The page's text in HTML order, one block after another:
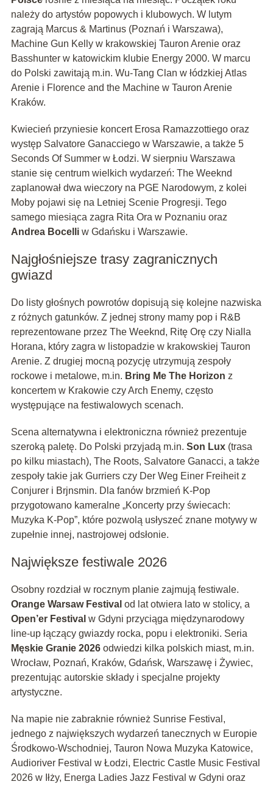
należy do artystów popowych i klubowych. W lutym
zagrają Marcus & Martinus (Poznań i Warszawa),
Machine Gun Kelly w krakowskiej Tauron Arenie oraz
Basshunter w katowickim klubie Energy 2000. W marcu
do Polski zawitają m.in. Wu-Tang Clan w łódzkiej Atlas
Arenie i Florence and the Machine w Tauron Arenie
Kraków.
Kwiecień przyniesie koncert Erosa Ramazzottiego oraz
występ Salvatore Ganacciego w Warszawie, a także 5
Seconds Of Summer w Łodzi. W sierpniu Warszawa
stanie się centrum wielkich wydarzeń: The Weeknd
zaplanował dwa wieczory na PGE Narodowym, z kolei
Moby pojawi się na Letniej Scenie Progresji. Tego
samego miesiąca zagra Rita Ora w Poznaniu oraz
Andrea Bocelliw Gdańsku i Warszawie.
Najgłośniejsze trasy zagranicznych
gwiazd
Do listy głośnych powrotów dopisują się kolejne nazwiska
z różnych gatunków. Z jednej strony mamy pop i R&B
reprezentowane przez The Weeknd, Ritę Orę czy Nialla
Horana, który zagra w listopadzie w krakowskiej Tauron
Arenie. Z drugiej mocną pozycję utrzymują zespoły
rockowe i metalowe, m.in. Bring Me The Horizon z
koncertem w Krakowie czy Arch Enemy, często
występujące na festiwalowych scenach.
Scena alternatywna i elektroniczna również prezentuje
szeroką paletę. Do Polski przyjadą m.in. Son Lux(trasa
po kilku miastach), The Roots, Salvatore Ganacci, a także
zespoły takie jak Gurriers czy Der Weg Einer Freiheit z
Conjurer i Brjnsmin. Dla fanów brzmień K-Pop
przygotowano kameralne „Koncerty przy świecach:
Muzyka K-Pop”, które pozwolą usłyszeć znane motywy w
zupełnie innej, nastrojowej odsłonie.
Największe festiwale 2026
Osobny rozdział w rocznym planie zajmują festiwale.
Orange Warsaw Festival od lat otwiera lato w stolicy, a
Open’er Festival w Gdyni przyciąga międzynarodowy
line-up łączący gwiazdy rocka, popu i elektroniki. Seria
Męskie Granie 2026odwiedzi kilka polskich miast, m.in.
Wrocław, Poznań, Kraków, Gdańsk, Warszawę i Żywiec,
prezentując autorskie składy i specjalne projekty
artystyczne.
Na mapie nie zabraknie również Sunrise Festival,
jednego z największych wydarzeń tanecznych w Europie
Środkowo-Wschodniej, Tauron Nowa Muzyka Katowice,
Audioriver Festival w Łodzi, Electric Castle Music Festival
2026 w Iłży, Energa Ladies Jazz Festival w Gdyni oraz